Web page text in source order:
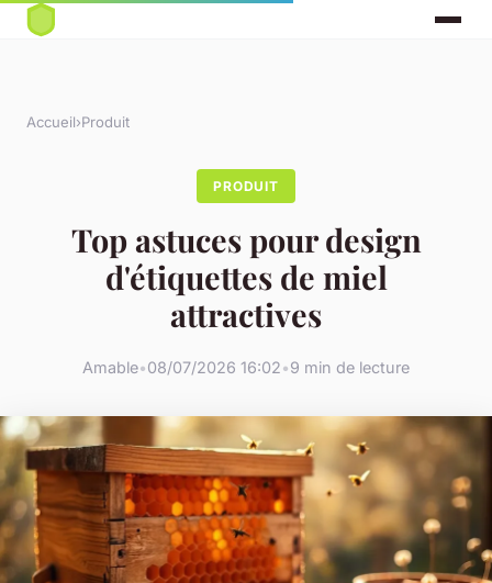
Accueil›Produit
PRODUIT
Top astuces pour design
d'étiquettes de miel
attractives
Amable•08/07/2026 16:02•9 min de lecture